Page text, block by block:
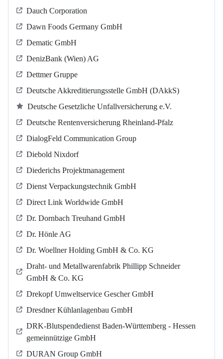
Dauch Corporation
Dawn Foods Germany GmbH
Dematic GmbH
DenizBank (Wien) AG
Dettmer Gruppe
Deutsche Akkreditierungsstelle GmbH (DAkkS)
Deutsche Gesetzliche Unfallversicherung e.V.
Deutsche Rentenversicherung Rheinland-Pfalz
DialogFeld Communication Group
Diebold Nixdorf
Diederichs Projektmanagement
Dienst Verpackungstechnik GmbH
Direct Link Worldwide GmbH
Dr. Dornbach Treuhand GmbH
Dr. Hönle AG
Dr. Woellner Holding GmbH & Co. KG
Draht- und Metallwarenfabrik Phillipp Schneider
GmbH & Co. KG
Drekopf Umweltservice Gescher GmbH
Dresdner Kühlanlagenbau GmbH
DRK-Blutspendedienst Baden-Württemberg - Hessen
gemeinnützige GmbH
DURAN Group GmbH